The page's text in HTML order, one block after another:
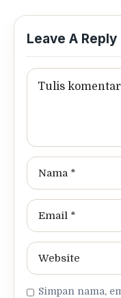
Leave A Reply
Simpan nama,